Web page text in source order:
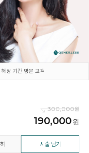
해당 기간 방문 고객
300,000
190,000
시술 담기